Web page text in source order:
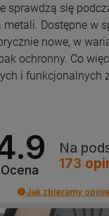
sprawdzą się
metali. Dostępne w
nowe, w
ochronny. Co
i funkcjonalnych
Ocena
Na
173
Jak zbieramy